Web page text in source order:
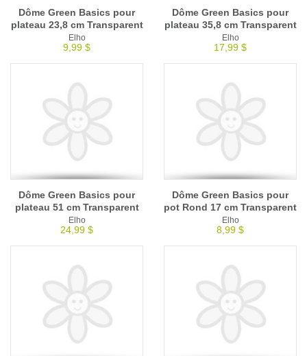
Dôme Green Basics pour
plateau 23,8 cm Transparent
Elho
9,99 $
Dôme Green Basics pour
plateau 35,8 cm Transparent
Elho
17,99 $
Dôme Green Basics pour
plateau 51 cm Transparent
Elho
24,99 $
Dôme Green Basics pour
pot Rond 17 cm Transparent
Elho
8,99 $